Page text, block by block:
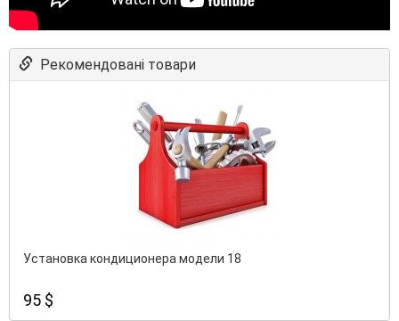
Рекомендовані товари
Установка кондиционера модели 18
95 $